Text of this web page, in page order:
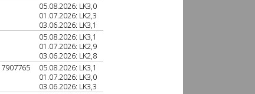
05.08.2026: LK3,0
01.07.2026: LK2,3
03.06.2026: LK3,1
05.08.2026: LK3,1
01.07.2026: LK2,9
03.06.2026: LK2,8
05.08.2026: LK3,1
01.07.2026: LK3,0
03.06.2026: LK3,3